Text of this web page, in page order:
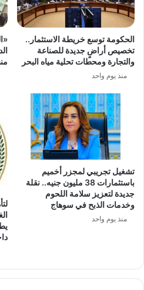
الحكومة توسع خريطة الاستثمار..
تخصيص أراضٍ جديدة للصناعة
والتجارة ومحطات تحلية مياه البحر
منذ يوم واحد
تشغيل تجريبي لمجزر أخميم
باستثمارات 38 مليون جنيه.. نقلة
جديدة لتعزيز سلامة اللحوم
وخدمات الذبح في سوهاج
منذ يوم واحد